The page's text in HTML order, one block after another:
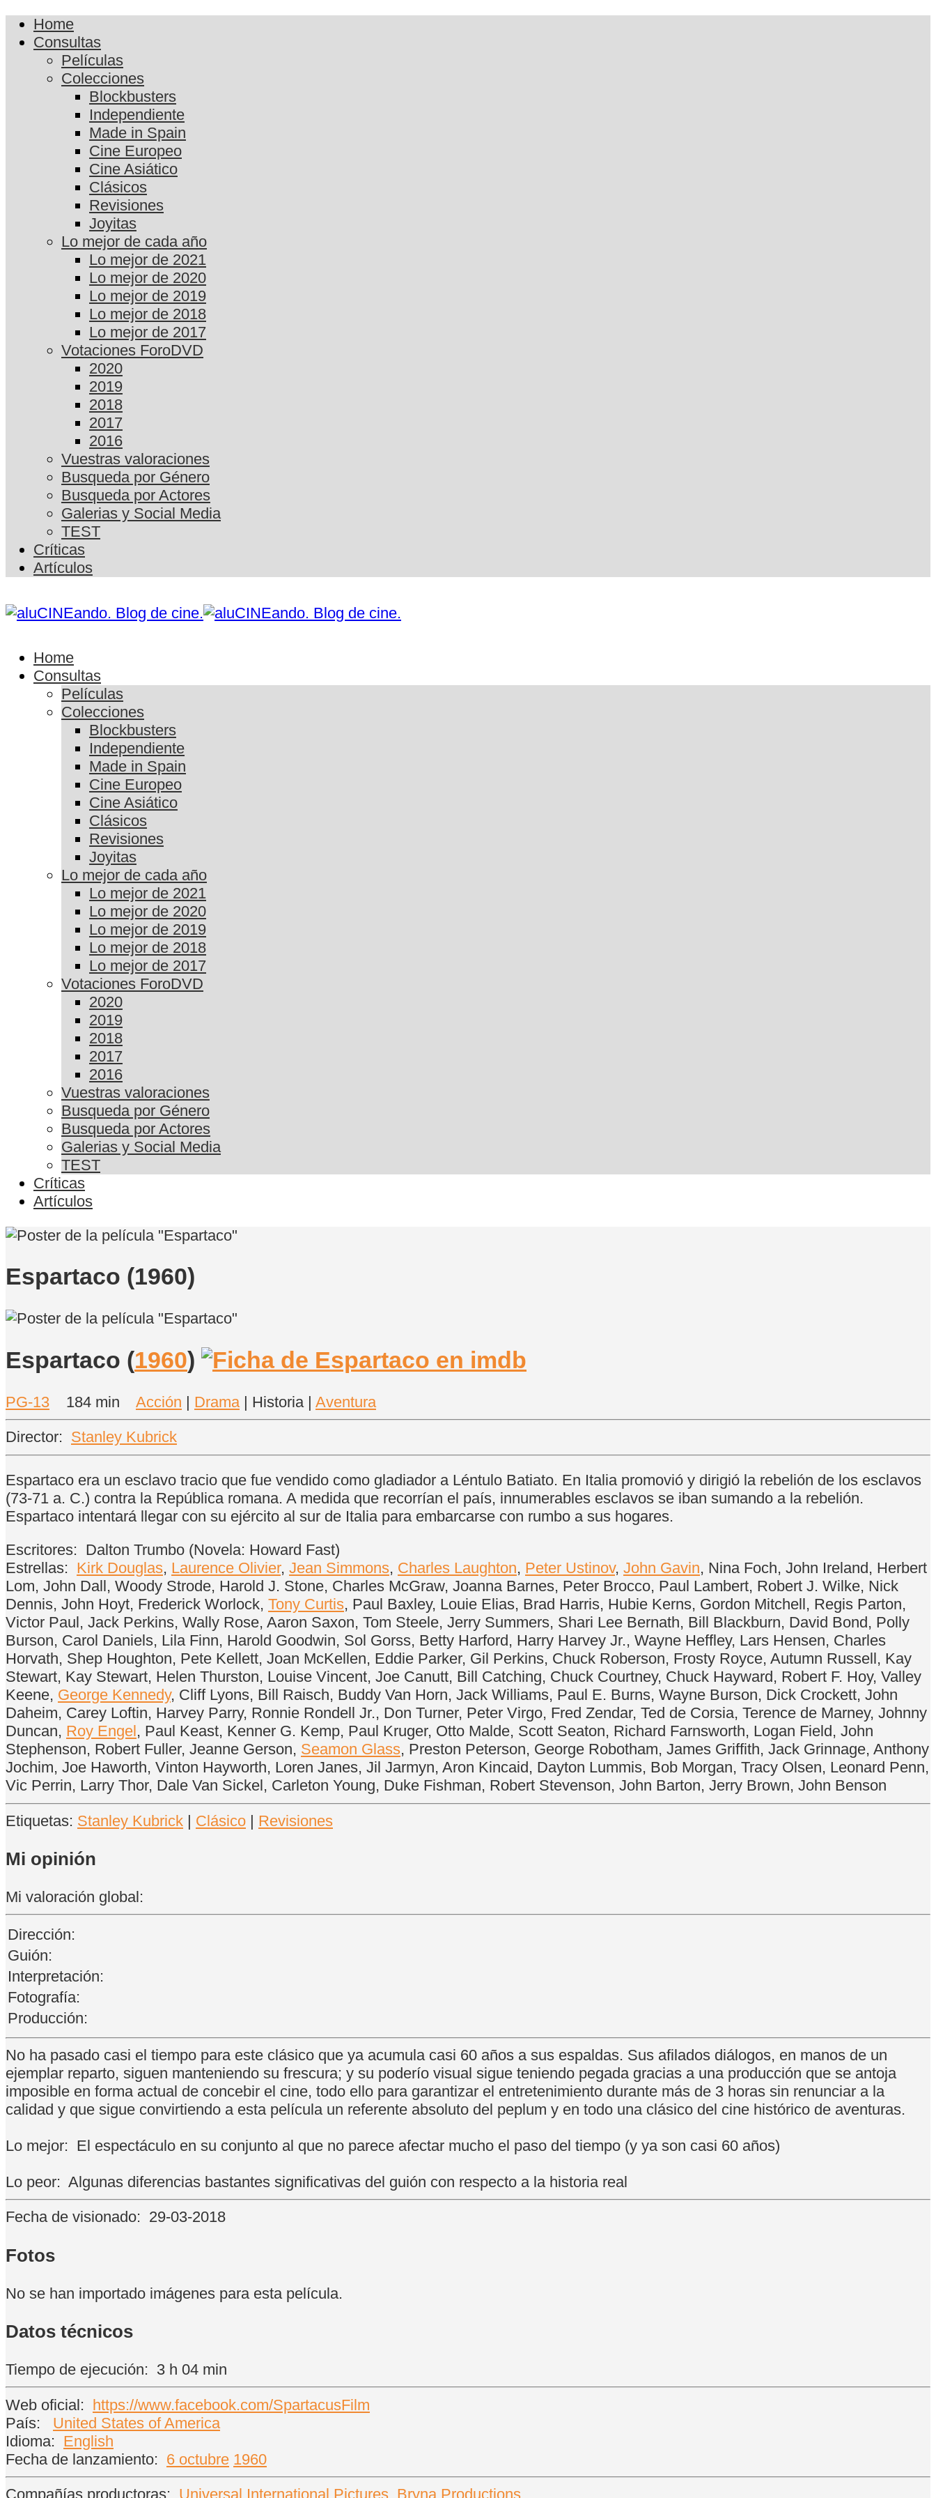
Home
Consultas
Películas
Colecciones
Blockbusters
Independiente
Made in Spain
Cine Europeo
Cine Asiático
Clásicos
Revisiones
Joyitas
Lo mejor de cada año
Lo mejor de 2021
Lo mejor de 2020
Lo mejor de 2019
Lo mejor de 2018
Lo mejor de 2017
Votaciones ForoDVD
2020
2019
2018
2017
2016
Vuestras valoraciones
Busqueda por Género
Busqueda por Actores
Galerias y Social Media
TEST
Críticas
Artículos
Home
Consultas
Películas
Colecciones
Blockbusters
Independiente
Made in Spain
Cine Europeo
Cine Asiático
Clásicos
Revisiones
Joyitas
Lo mejor de cada año
Lo mejor de 2021
Lo mejor de 2020
Lo mejor de 2019
Lo mejor de 2018
Lo mejor de 2017
Votaciones ForoDVD
2020
2019
2018
2017
2016
Vuestras valoraciones
Busqueda por Género
Busqueda por Actores
Galerias y Social Media
TEST
Críticas
Artículos
Espartaco (1960)
Espartaco (1960)
PG-13 184 min Acción | Drama| Historia | Aventura
Director: Stanley Kubrick
Espartaco era un esclavo tracio que fue vendido como gladiador a Léntulo Batiato. En Italia promovió y dirigió la rebelión de los esclavos
(73-71 a. C.) contra la República romana. A medida que recorrían el país, innumerables esclavos se iban sumando a la rebelión.
Espartaco intentará llegar con su ejército al sur de Italia para embarcarse con rumbo a sus hogares.
Escritores: Dalton Trumbo (Novela: Howard Fast)
Estrellas: Kirk Douglas, Laurence Olivier, Jean Simmons, Charles Laughton, Peter Ustinov, John Gavin, Nina Foch, John Ireland, Herbert
Lom, John Dall, Woody Strode, Harold J. Stone, Charles McGraw, Joanna Barnes, Peter Brocco, Paul Lambert, Robert J. Wilke, Nick
Dennis, John Hoyt, Frederick Worlock, Tony Curtis, Paul Baxley, Louie Elias, Brad Harris, Hubie Kerns, Gordon Mitchell, Regis Parton,
Victor Paul, Jack Perkins, Wally Rose, Aaron Saxon, Tom Steele, Jerry Summers, Shari Lee Bernath, Bill Blackburn, David Bond, Polly
Burson, Carol Daniels, Lila Finn, Harold Goodwin, Sol Gorss, Betty Harford, Harry Harvey Jr., Wayne Heffley, Lars Hensen, Charles
Horvath, Shep Houghton, Pete Kellett, Joan McKellen, Eddie Parker, Gil Perkins, Chuck Roberson, Frosty Royce, Autumn Russell, Kay
Stewart, Kay Stewart, Helen Thurston, Louise Vincent, Joe Canutt, Bill Catching, Chuck Courtney, Chuck Hayward, Robert F. Hoy, Valley
Keene, George Kennedy, Cliff Lyons, Bill Raisch, Buddy Van Horn, Jack Williams, Paul E. Burns, Wayne Burson, Dick Crockett, John
Daheim, Carey Loftin, Harvey Parry, Ronnie Rondell Jr., Don Turner, Peter Virgo, Fred Zendar, Ted de Corsia, Terence de Marney, Johnny
Duncan, Roy Engel , Paul Keast, Kenner G. Kemp, Paul Kruger, Otto Malde, Scott Seaton, Richard Farnsworth, Logan Field, John
Stephenson, Robert Fuller, Jeanne Gerson, Seamon Glass, Preston Peterson, George Robotham, James Griffith, Jack Grinnage, Anthony
Jochim, Joe Haworth, Vinton Hayworth, Loren Janes, Jil Jarmyn, Aron Kincaid, Dayton Lummis, Bob Morgan, Tracy Olsen, Leonard Penn,
Vic Perrin, Larry Thor, Dale Van Sickel, Carleton Young, Duke Fishman, Robert Stevenson, John Barton, Jerry Brown, John Benson
Etiquetas: Stanley Kubrick | Clásico | Revisiones
Mi opinión
Mi valoración global:
Dirección:
Guión:
Interpretación:
Fotografía:
Producción:
No ha pasado casi el tiempo para este clásico que ya acumula casi 60 años a sus espaldas. Sus afilados diálogos, en manos de un
ejemplar reparto, siguen manteniendo su frescura; y su poderío visual sigue teniendo pegada gracias a una producción que se antoja
imposible en forma actual de concebir el cine, todo ello para garantizar el entretenimiento durante más de 3 horas sin renunciar a la
calidad y que sigue convirtiendo a esta película un referente absoluto del peplum y en todo una clásico del cine histórico de aventuras.
Lo mejor: El espectáculo en su conjunto al que no parece afectar mucho el paso del tiempo (y ya son casi 60 años)
Lo peor: Algunas diferencias bastantes significativas del guión con respecto a la historia real
Fecha de visionado: 29-03-2018
Fotos
No se han importado imágenes para esta película.
Datos técnicos
Tiempo de ejecución: 3 h 04 min
Web oficial: https://www.facebook.com/SpartacusFilm
País:
United States of America
Idioma: English
Fecha de lanzamiento: 6 octubre 1960
Compañías productoras: Universal International Pictures Bryna Productions